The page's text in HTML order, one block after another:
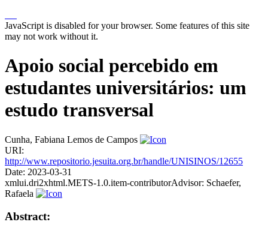
JavaScript is disabled for your browser. Some features of this site
may not work without it.
Apoio social percebido em
estudantes universitários: um
estudo transversal
Cunha, Fabiana Lemos de Campos
URI:
http://www.repositorio.jesuita.org.br/handle/UNISINOS/12655
Date: 2023-03-31
xmlui.dri2xhtml.METS-1.0.item-contributorAdvisor: Schaefer,
Rafaela
Abstract: